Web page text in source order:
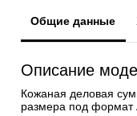
Общие данные
Описание
Кожаная деловая
размера под формат